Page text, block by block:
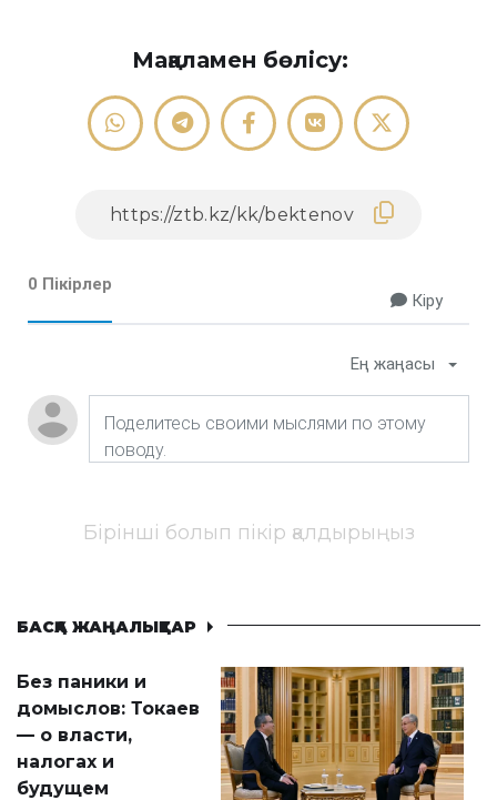
Мақаламен бөлісу:
0 Пікірлер
Кіру
Ең жаңасы
Бірінші болып пікір қалдырыңыз
БАСҚА ЖАҢАЛЫҚТАР
Без паники и
домыслов: Токаев
— о власти,
налогах и
будущем